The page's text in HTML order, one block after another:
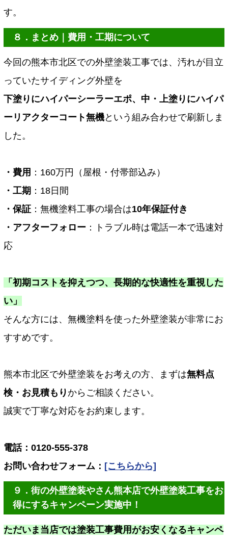
す。
８．まとめ｜費用・工期について
今回の熊本市北区での外壁塗装工事では、汚れが目立
っていたサイディング外壁を
下塗りにハイパーシーラーエポ、中・上塗りにハイパ
ーリアクターコート無機という組み合わせで刷新しま
した。
・費用 ：160万円（屋根・付帯部込み）
・工期 ：18日間
・保証 ：無機塗料工事の場合は10年保証付き
・アフターフォロー ：トラブル時は電話一本で迅速対
応
「初期コストを抑えつつ、長期的な快適性を重視した
い」
そんな方には、無機塗料を使った外壁塗装が非常にお
すすめです。
熊本市北区で外壁塗装をお考えの方、まずは無料点
検・お見積もりからご相談ください。
誠実で丁寧な対応をお約束します。
電話：0120-555-378
お問い合わせフォーム： [こちらから]
９．街の外壁塗装やさん熊本店で外壁塗装工事をお
得にするキャンペーン実施中！
ただいま当店では塗装工事費用がお安くなるキャンペ